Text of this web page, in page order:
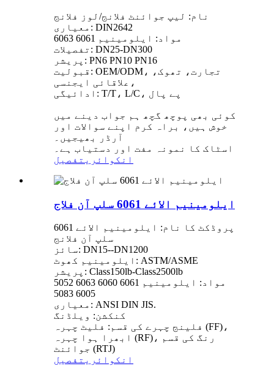
نام: لیپ جوائنٹ فلانج/لوز فلانج
معیاری: DIN2642
مواد: ایلومینیم 6061 6063
تفصیلات: DN25-DN300
پریشر: PN6 PN10 PN16
قبولیت: OEM/ODM، تجارت، تھوک،
علاقائی ایجنسی،
ادائیگی: T/T، L/C، پے پال
کوئی بھی پوچھ گچھ ہم جواب دینے میں
خوش ہیں، براہ کرم اپنے سوالات اور
آرڈر بھیجیں۔
اسٹاک کا نمونہ مفت اور دستیاب ہے۔
انکوائری تفصیل
ایلومینیم الائے 6061 سلپ آن فلاج
پروڈکٹ کا نام: ایلومینیم الائے 6061
سلپ آن فلانج
سائز: DN15--DN1200
ایلومینیم کھوٹ: ASTM/ASME
پریشر: Class150lb-Class2500lb
مواد: ایلومینیم 6061 6060 6063 5052
6005 5083
معیاری: ANSI DIN JIS.
کنکشن: ویلڈنگ
فلینج چہرے کی قسم: فلیٹ چہرہ (FF)،
ابھرا ہوا چہرہ (RF)، رنگ کی قسم
جوائنٹ (RTJ)
انکوائری تفصیل